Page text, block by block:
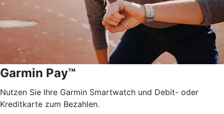
Garmin Pay™
Nutzen Sie Ihre Garmin Smartwatch und Debit- oder
Kreditkarte zum Bezahlen.